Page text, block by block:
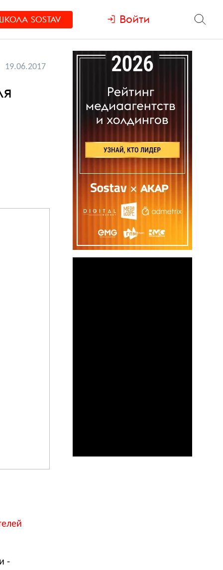
SOSTAV Войти
19.06.2017
-